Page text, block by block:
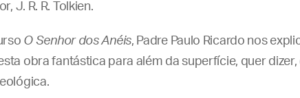
J. R. R. Tolkien.
O Senhor dos Anéis, Padre Paulo Ricardo nos
obra fantástica para além da superfície, quer dizer,